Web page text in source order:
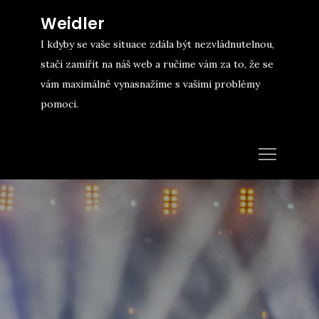
content
Weidler
I kdyby se vaše situace zdála být nezvládnutelnou,
stačí zamířit na náš web a ručíme vám za to, že se
vám maximálně vynasnažíme s vašimi problémy
pomoci.